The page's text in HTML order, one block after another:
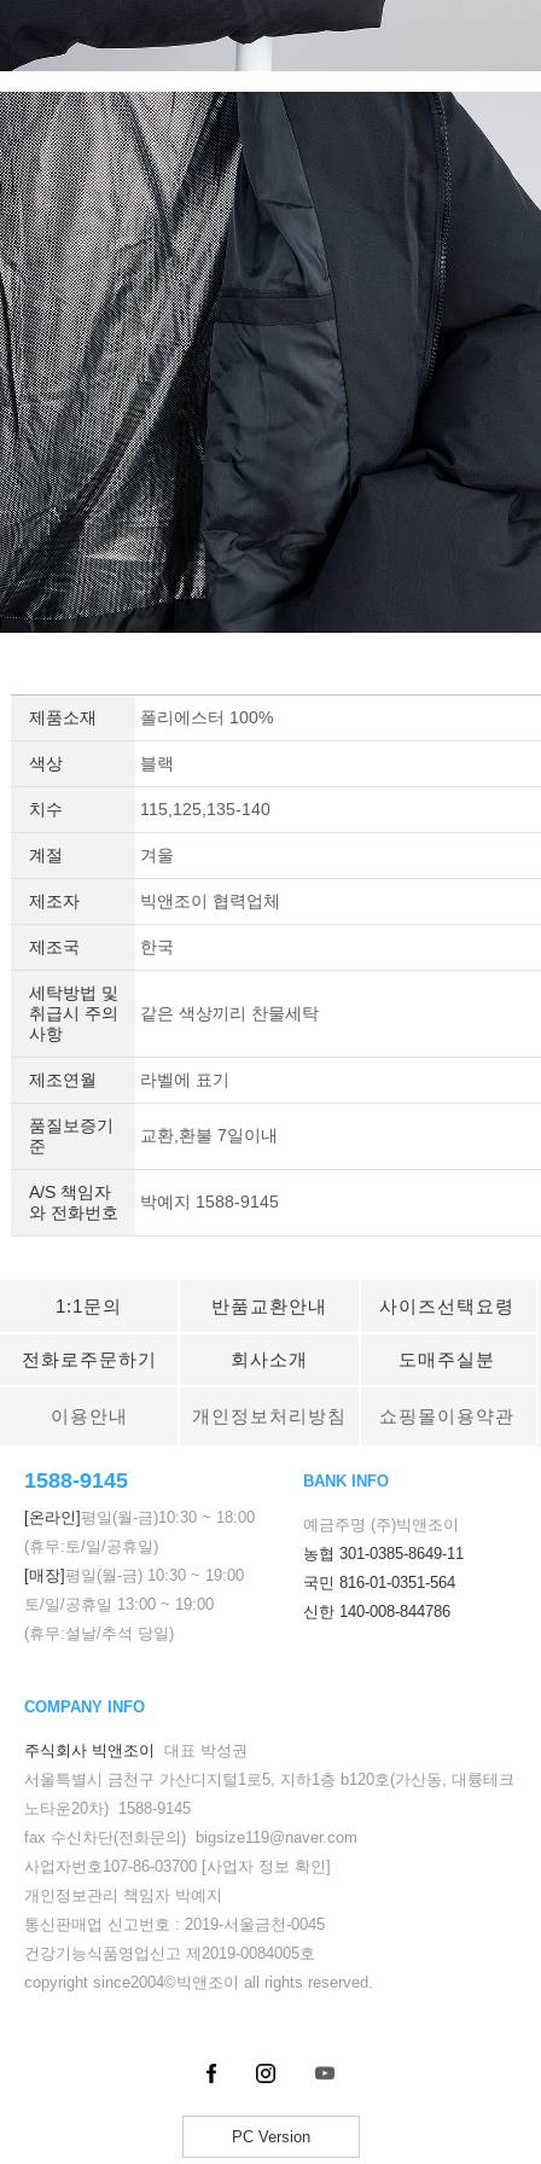
제품소재 폴리에스터 100%
색상 블랙
치수 115,125,135-140
계절 겨울
제조자 빅앤조이 협력업체
제조국 한국
세탁방법 및
취급시 주의
사항
같은 색상끼리 찬물세탁
제조연월 라벨에 표기
품질보증기
준
교환,환불 7일이내
A/S 책임자
와 전화번호
박예지 1588-9145
1:1문의 반품교환안내 사이즈선택요령
전화로주문하기 회사소개 도매주실분
이용안내 개인정보처리방침 쇼핑몰이용약관
1588-9145
[온라인]평일(월-금)10:30 ~ 18:00
(휴무:토/일/공휴일)
[매장]평일(월-금) 10:30 ~ 19:00
토/일/공휴일 13:00 ~ 19:00
(휴무:설날/추석 당일)
BANK INFO
예금주명 (주)빅앤조이
농협 301-0385-8649-11
국민 816-01-0351-564
신한 140-008-844786
COMPANY INFO
주식회사 빅앤조이
대표 박성권
서울특별시 금천구 가산디지털1로5, 지하1층 b120호(가산동, 대륭테크
노타운20차) 1588-9145
fax 수신차단(전화문의) bigsize119@naver.com
사업자번호107-86-03700 [사업자 정보 확인]
개인정보관리 책임자 박예지
통신판매업 신고번호 : 2019-서울금천-0045
건강기능식품영업신고 제2019-0084005호
copyright since2004©빅앤조이 all rights reserved.
PC Version